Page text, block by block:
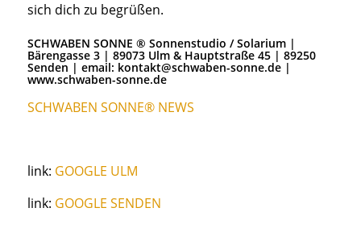
sich dich zu begrüßen.
SCHWABEN SONNE ® Sonnenstudio / Solarium |
Bärengasse 3 | 89073 Ulm & Hauptstraße 45 | 89250
Senden | email: kontakt@schwaben-sonne.de |
www.schwaben-sonne.de
SCHWABEN SONNE® NEWS
link: GOOGLE ULM
link: GOOGLE SENDEN